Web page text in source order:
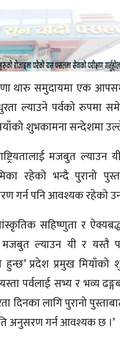
थारु समुदायमा एक
ल्याउने पर्वको रुपमा
शुभकामना सन्देशमा
मजबुत ल्याउन
रहेको भन्दै पुरानो
गर्न पनि आवश्यक रहेको
सहिष्णुता र
मजबुत ल्याउन यी र यस्तै
प्रदेश प्रमुख मियाँको
पर्वलाई सभ्य र भव्य
दिनका लागि पुरानो
अनुसरण गर्न आवश्यक छ ।’